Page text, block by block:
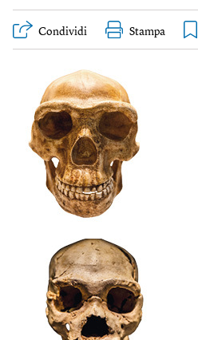
Condividi Stampa